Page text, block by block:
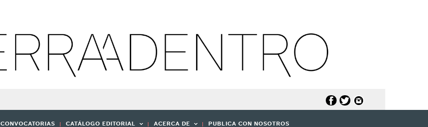
CONVOCATORIAS CATÁLOGO EDITORIAL ACERCA DE PUBLICA CON NOSOTROS